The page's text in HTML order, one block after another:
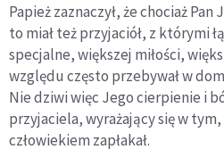
Papież zaznaczył, że chociaż Pan
to miał też przyjaciół, z którymi
specjalne, większej miłości,
względu często przebywał w
Nie dziwi więc Jego cierpienie i
przyjaciela, wyrażający się w
człowiekiem zapłakał.